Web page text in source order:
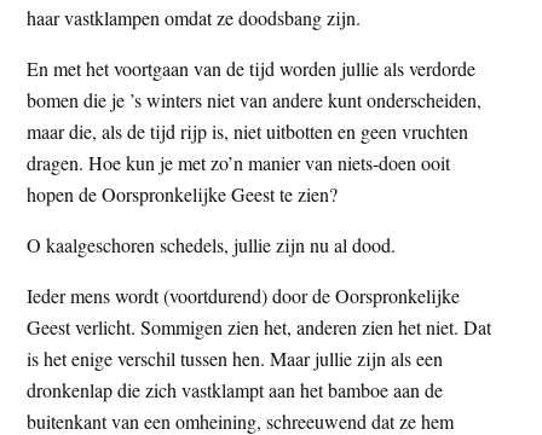
haar vastklampen omdat ze doodsbang zijn.
En met het voortgaan van de tijd worden jullie als verdorde
bomen die je ’s winters niet van andere kunt onderscheiden,
maar die, als de tijd rijp is, niet uitbotten en geen vruchten
dragen. Hoe kun je met zo’n manier van niets-doen ooit
hopen de Oorspronkelijke Geest te zien?
O kaalgeschoren schedels, jullie zijn nu al dood.
Ieder mens wordt (voortdurend) door de Oorspronkelijke
Geest verlicht. Sommigen zien het, anderen zien het niet. Dat
is het enige verschil tussen hen. Maar jullie zijn als een
dronkenlap die zich vastklampt aan het bamboe aan de
buitenkant van een omheining, schreeuwend dat ze hem